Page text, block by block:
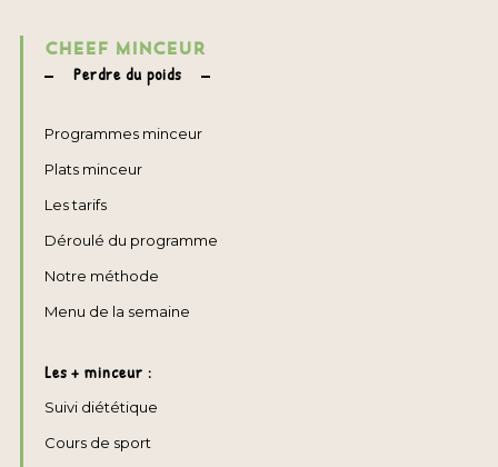
CHEEF MINCEUR
Perdre du poids
Programmes minceur
Plats minceur
Les tarifs
Déroulé du programme
Notre méthode
Menu de la semaine
Les + minceur :
Suivi diététique
Cours de sport